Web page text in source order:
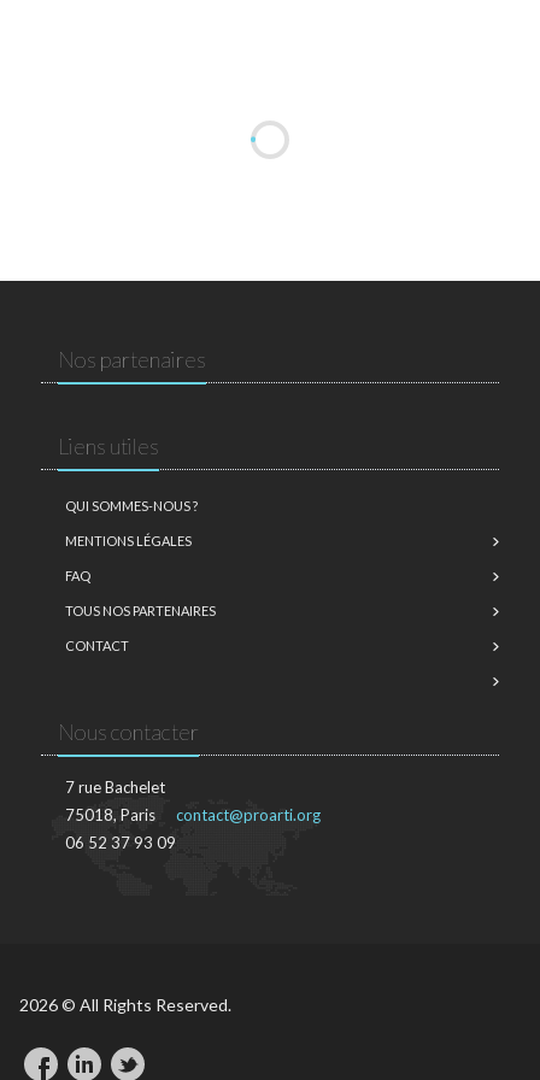
Nos partenaires
Liens utiles
QUI SOMMES-NOUS ?
MENTIONS LÉGALES
FAQ
TOUS NOS PARTENAIRES
CONTACT
Nous contacter
7 rue Bachelet
75018, Paris
06 52 37 93 09
contact@proarti.org
2026 © All Rights Reserved.